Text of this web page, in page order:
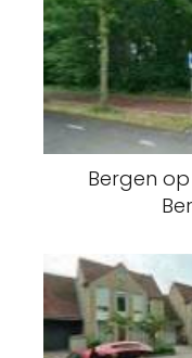
Bergen